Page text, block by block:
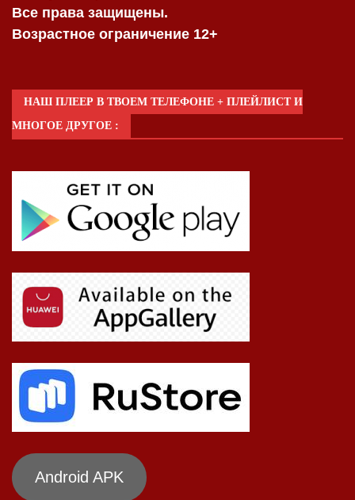
Все права защищены.
Возрастное ограничение 12+
НАШ ПЛЕЕР В ТВОЕМ ТЕЛЕФОНЕ + ПЛЕЙЛИСТ И
МНОГОЕ ДРУГОЕ :
Android APK